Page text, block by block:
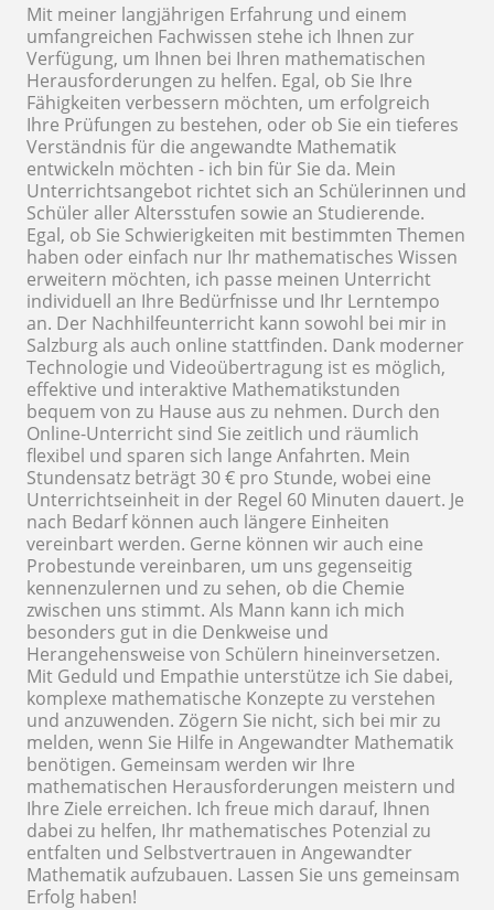
Mit meiner langjährigen Erfahrung und einem
umfangreichen Fachwissen stehe ich Ihnen zur
Verfügung, um Ihnen bei Ihren mathematischen
Herausforderungen zu helfen. Egal, ob Sie Ihre
Fähigkeiten verbessern möchten, um erfolgreich
Ihre Prüfungen zu bestehen, oder ob Sie ein tieferes
Verständnis für die angewandte Mathematik
entwickeln möchten - ich bin für Sie da. Mein
Unterrichtsangebot richtet sich an Schülerinnen und
Schüler aller Altersstufen sowie an Studierende.
Egal, ob Sie Schwierigkeiten mit bestimmten Themen
haben oder einfach nur Ihr mathematisches Wissen
erweitern möchten, ich passe meinen Unterricht
individuell an Ihre Bedürfnisse und Ihr Lerntempo
an. Der Nachhilfeunterricht kann sowohl bei mir in
Salzburg als auch online stattfinden. Dank moderner
Technologie und Videoübertragung ist es möglich,
effektive und interaktive Mathematikstunden
bequem von zu Hause aus zu nehmen. Durch den
Online-Unterricht sind Sie zeitlich und räumlich
flexibel und sparen sich lange Anfahrten. Mein
Stundensatz beträgt 30 € pro Stunde, wobei eine
Unterrichtseinheit in der Regel 60 Minuten dauert. Je
nach Bedarf können auch längere Einheiten
vereinbart werden. Gerne können wir auch eine
Probestunde vereinbaren, um uns gegenseitig
kennenzulernen und zu sehen, ob die Chemie
zwischen uns stimmt. Als Mann kann ich mich
besonders gut in die Denkweise und
Herangehensweise von Schülern hineinversetzen.
Mit Geduld und Empathie unterstütze ich Sie dabei,
komplexe mathematische Konzepte zu verstehen
und anzuwenden. Zögern Sie nicht, sich bei mir zu
melden, wenn Sie Hilfe in Angewandter Mathematik
benötigen. Gemeinsam werden wir Ihre
mathematischen Herausforderungen meistern und
Ihre Ziele erreichen. Ich freue mich darauf, Ihnen
dabei zu helfen, Ihr mathematisches Potenzial zu
entfalten und Selbstvertrauen in Angewandter
Mathematik aufzubauen. Lassen Sie uns gemeinsam
Erfolg haben!